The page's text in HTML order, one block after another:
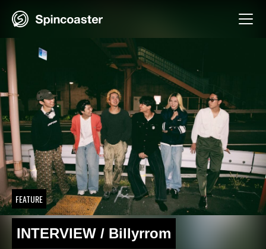
FEATURE
INTERVIEW / Billyrrom